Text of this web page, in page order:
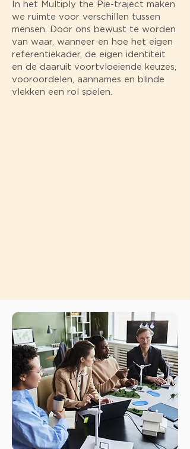
In het Multiply the Pie-traject maken
we ruimte voor verschillen tussen
mensen. Door ons bewust te worden
van waar, wanneer en hoe het eigen
referentiekader, de eigen identiteit
en de daaruit voortvloeiende keuzes,
vooroordelen, aannames en blinde
vlekken een rol spelen.